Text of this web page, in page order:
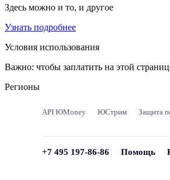
Здесь можно и то, и другое
Узнать подробнее
Условия использования
Важно: чтобы заплатить на этой
Регионы
API ЮMoney ЮСтрим Защита
+7 495 197-86-86 Помощь